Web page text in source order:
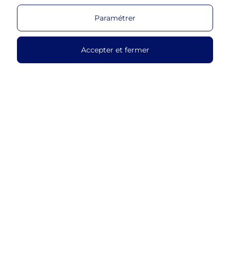
Paramétrer
Accepter et fermer